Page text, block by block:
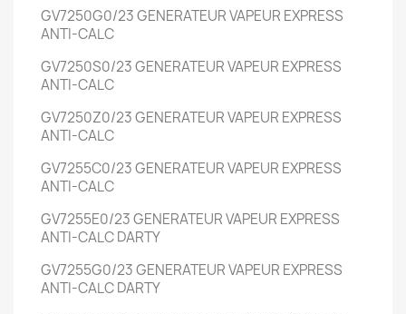
GV7250G0/23GENERATEUR VAPEUR EXPRESS
ANTI-CALC
GV7250S0/23GENERATEUR VAPEUR EXPRESS
ANTI-CALC
GV7250Z0/23GENERATEUR VAPEUR EXPRESS
ANTI-CALC
GV7255C0/23GENERATEUR VAPEUR EXPRESS
ANTI-CALC
GV7255E0/23GENERATEUR VAPEUR EXPRESS
ANTI-CALCDARTY
GV7255G0/23GENERATEUR VAPEUR EXPRESS
ANTI-CALCDARTY